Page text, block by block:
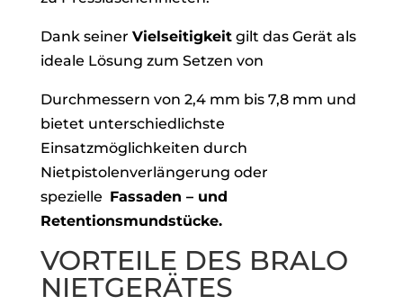
Dank seiner Vielseitigkeitgilt das Gerät als
ideale Lösung zum Setzen von
Durchmessern von 2,4 mm bis 7,8 mm und
bietet unterschiedlichste
Einsatzmöglichkeiten durch
Nietpistolenverlängerung oder
spezielle Fassaden – und
Retentionsmundstücke.
VORTEILE DES BRALO
NIETGERÄTES